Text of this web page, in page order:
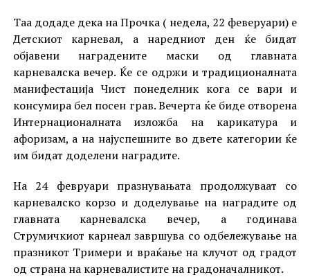
Таа додаде дека на Прочка ( недела, 22 феверуари) е
Детскиот карневал, а наредниот ден ќе бидат
објавени наградените маски од главната
карневалска вечер. Ќе се одржи и традиционалната
манифестација Чист понеделник кога се вари и
консумира бел посен грав. Вечерта ќе биде отворена
Интернационалната изложба на карикатура и
афоризам, а на најуспешните во двете категории ќе
им бидат доделени наградите.
На 24 февруари празнувањата продолжуваат со
карневалско корзо и доделување на наградите од
главната карневалска вечер, а годинава
Струмичкиот карнеал завршува со одбележување на
празникот Тримери и враќање на клучот од градот
од страна на карневалистите на градоначалникот.